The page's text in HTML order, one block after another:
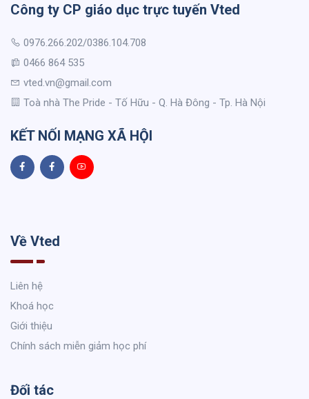
Công ty CP giáo dục trực tuyến Vted
0976.266.202/0386.104.708
0466 864 535
vted.vn@gmail.com
Toà nhà The Pride - Tố Hữu - Q. Hà Đông - Tp. Hà Nội
KẾT NỐI MẠNG XÃ HỘI
Về Vted
Liên hệ
Khoá học
Giới thiệu
Chính sách miễn giảm học phí
Đối tác